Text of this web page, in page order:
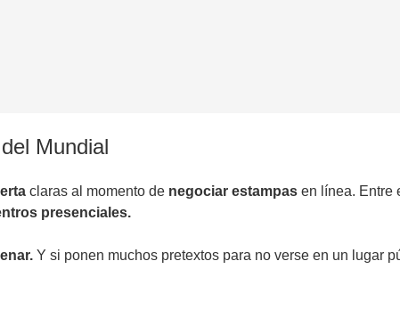
Mundial
claras al momento de negociar estampas en línea. Entre
presenciales.
Y si ponen muchos pretextos para no verse en un lugar